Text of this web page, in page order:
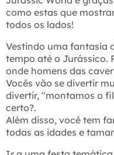
como estas que
todos os lados!
Vestindo uma fantasia
tempo até o Jurássico.
onde homens das
Vocês vão se divertir
divertir, "montamos o
certo?.
Além disso, você tem
todas as idades e